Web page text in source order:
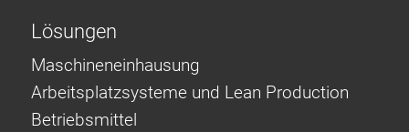
Lösungen
Maschineneinhausung
Arbeitsplatzsysteme und Lean Production
Betriebsmittel